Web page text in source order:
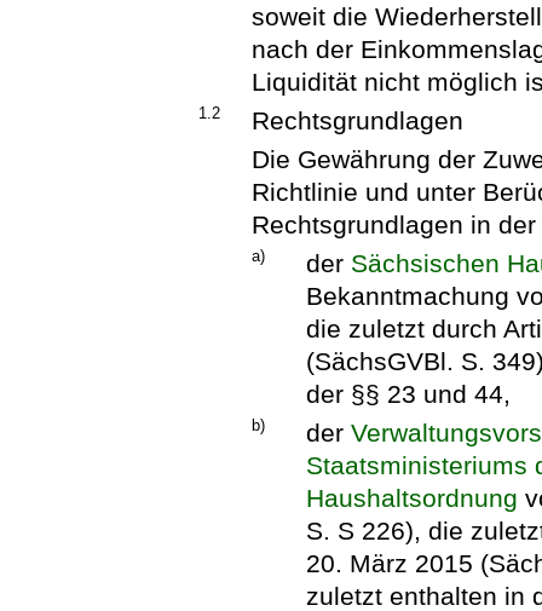
soweit die
nach der
Liquidität nicht möglich
1.2
Rechtsgrundlagen
Die Gewährung der
Richtlinie und unter
Rechtsgrundlagen in
a) der Sächsischen
Bekanntmachung
die zuletzt durch
(SächsGVBl. S.
der §§ 23 und 44,
b) der
Staatsministeriums
Haushaltsordnung
S. S 226), die
20. März 2015
zuletzt enthalten in